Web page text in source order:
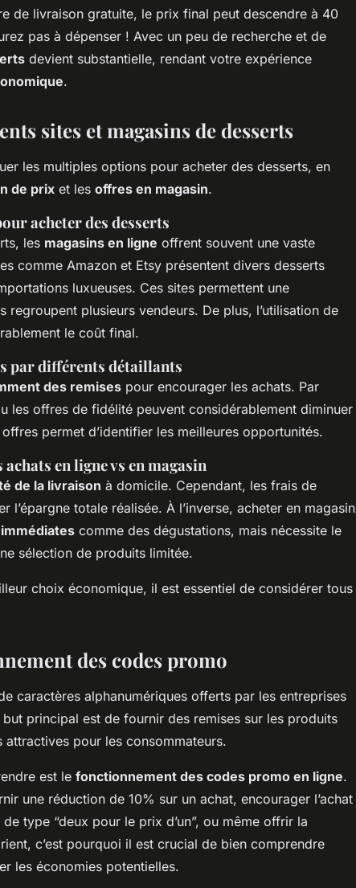
de livraison gratuite, le prix final peut descendre à 40
pas à dépenser ! Avec un peu de recherche et de
devient substantielle, rendant votre expérience
.
sites et magasins de desserts
les multiples options pour acheter des desserts, en
de prix et les offres en magasin.
acheter des desserts
les magasins en ligne offrent souvent une vaste
comme Amazon et Etsy présentent divers desserts
luxueuses. Ces sites permettent une
regroupent plusieurs vendeurs. De plus, l’utilisation de
le coût final.
par différents détaillants
des remises pour encourager les achats. Par
les offres de fidélité peuvent considérablement diminuer
permet d’identifier les meilleures opportunités.
en ligne vs en magasin
de la livraison à domicile. Cependant, les frais de
l’épargne totale réalisée. À l’inverse, acheter en magasin
comme des dégustations, mais nécessite le
sélection de produits limitée.
choix économique, il est essentiel de considérer tous
des codes promo
caractères alphanumériques offerts par les entreprises
principal est de fournir des remises sur les produits
pour les consommateurs.
est le fonctionnement des codes promo en ligne.
une réduction de 10% sur un achat, encourager l’achat
type “deux pour le prix d’un”, ou même offrir la
c’est pourquoi il est crucial de bien comprendre
les économies potentielles.